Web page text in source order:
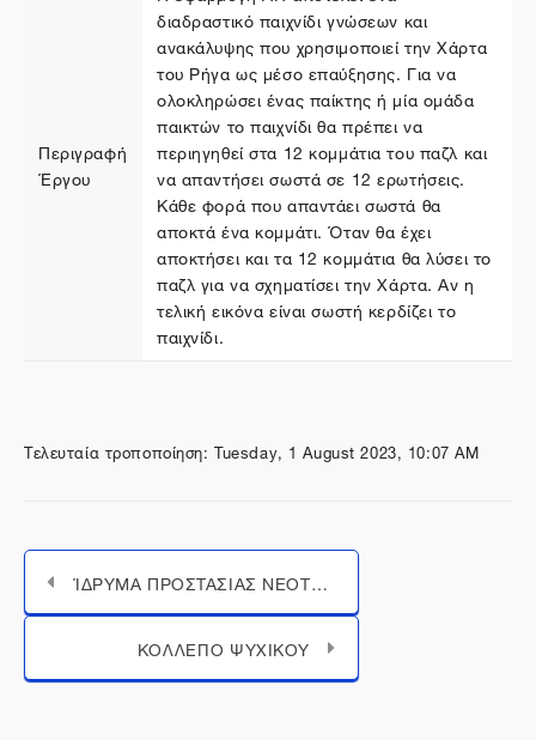
Περιγραφή
Έργου
διαδραστικό παιχνίδι γνώσεων και
ανακάλυψης που χρησιμοποιεί την Χάρτα
του Ρήγα ως μέσο επαύξησης. Για να
ολοκληρώσει ένας παίκτης ή μία ομάδα
παικτών το παιχνίδι θα πρέπει να
περιηγηθεί στα 12 κομμάτια του παζλ και
να απαντήσει σωστά σε 12 ερωτήσεις.
Κάθε φορά που απαντάει σωστά θα
αποκτά ένα κομμάτι. Όταν θα έχει
αποκτήσει και τα 12 κομμάτια θα λύσει το
παζλ για να σχηματίσει την Χάρτα. Αν η
τελική εικόνα είναι σωστή κερδίζει το
παιχνίδι.
Τελευταία τροποποίηση: Tuesday, 1 August 2023, 10:07 AM
ΊΔΡΥΜΑ ΠΡΟΣΤΑΣΙΑΣ ΝΕΟΤΗΤΟΣ ΆΓΙΟΣ ΠΟΛΥΚΑΡΠΟΣ - ΆΓΙΟΣ ΓΕΩΡΓΙΟΣ - ΓΥΜΝΑΣΙΟ ΙΕΡΑΣ ΜΗΤΡΟΠΟΛΕΩΣ ΠΕΙΡΑΙΩΣ
Μεταπήδηση σε...
ΚΟΛΛΕΓΙΟ ΨΥΧΙΚΟΥ